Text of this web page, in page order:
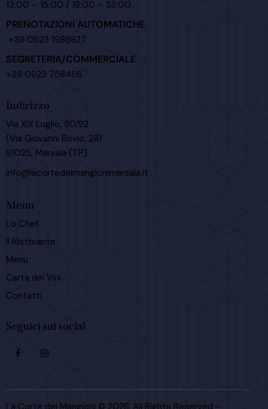
13:00 – 15:00 / 19:00 – 23:00
PRENOTAZIONI AUTOMATICHE
+39 0923 1986827
SEGRETERIA/COMMERCIALE
+39 0923 758466
Indirizzo
Via XIX Luglio, 90/92
(Via Giovanni Bovio, 28)
91025, Marsala (TP)
info@lacortedeimangionimarsala.it
Menu
Lo Chef
Il Ristorante
Menu
Carta dei Vini
Contatti
Seguici sui social
La Corte dei Mangioni © 2026. All Rights Reserved –